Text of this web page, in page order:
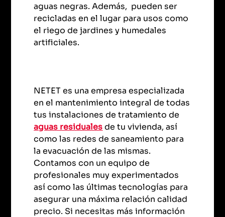
aguas negras. Además, pueden ser
recicladas en el lugar para usos como
el riego de jardines y humedales
artificiales.
NETET es una empresa especializada
en el mantenimiento integral de todas
tus instalaciones de tratamiento de
aguas residualesde tu vivienda, así
como las redes de saneamiento para
la evacuación de las mismas.
Contamos con un equipo de
profesionales muy experimentados
así como las últimas tecnologías para
asegurar una máxima relación calidad
precio. Si necesitas más información